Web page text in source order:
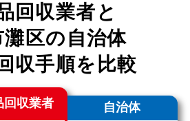
回収業者と
灘区の自治体
収手順を比較
回収業者 自治体